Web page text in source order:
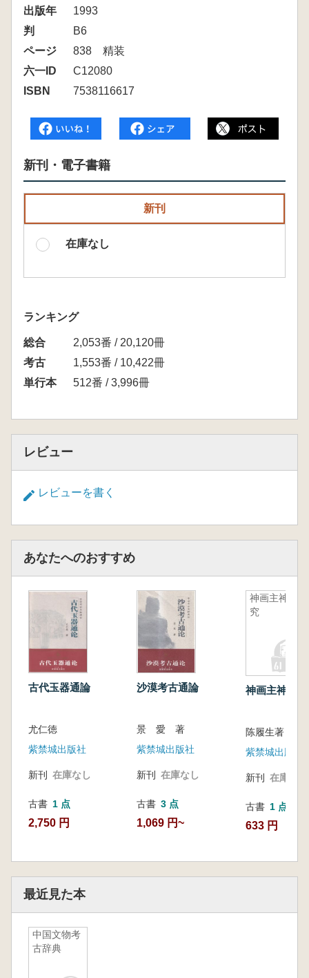
出版年
1993
判
B6
ページ
838 精装
六一ID
C12080
ISBN
7538116617
新刊・電子書籍
新刊
在庫なし
ランキング
総合
2,053番 / 20,120冊
考古
1,553番 / 10,422冊
単行本
512番 / 3,996冊
レビュー
レビューを書く
あなたへのおすすめ
古代玉器通論
尤仁徳
紫禁城出版社
新刊 在庫なし
古書 1 点
2,750 円
沙漠考古通論
景 愛 著
紫禁城出版社
新刊 在庫なし
古書 3 点
1,069 円~
神画主神研
究
神画主神研究
陈履生著
紫禁城出版社
新刊 在庫なし
古書 1 点
633 円
最近見た本
中国文物考
古辞典